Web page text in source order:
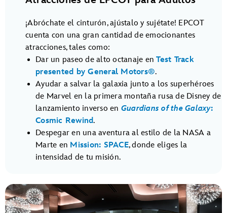
¡Abróchate el cinturón, ajústalo y sujétate! EPCOT
cuenta con una gran cantidad de emocionantes
atracciones, tales como:
Dar un paseo de alto octanaje enTest Track
presented by General Motors®.
Ayudar a salvar la galaxia junto a los superhéroes
de Marvel en la primera montaña rusa de Disney de
lanzamiento inverso en Guardians of the Galaxy:
Cosmic Rewind.
Despegar en una aventura al estilo de la NASA a
Marte en Mission: SPACE, donde eliges la
intensidad de tu misión.